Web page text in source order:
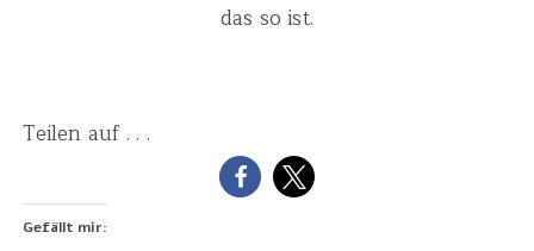
das so ist.
Teilen auf . . .
Gefällt mir: